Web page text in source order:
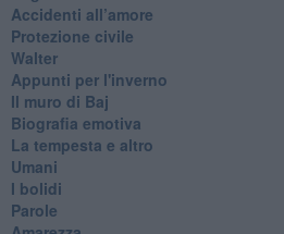
Accidenti all’amore
Protezione civile
Walter
Appunti per l'inverno
Il muro di Baj
Biografia emotiva
La tempesta e altro
Umani
I bolidi
Parole